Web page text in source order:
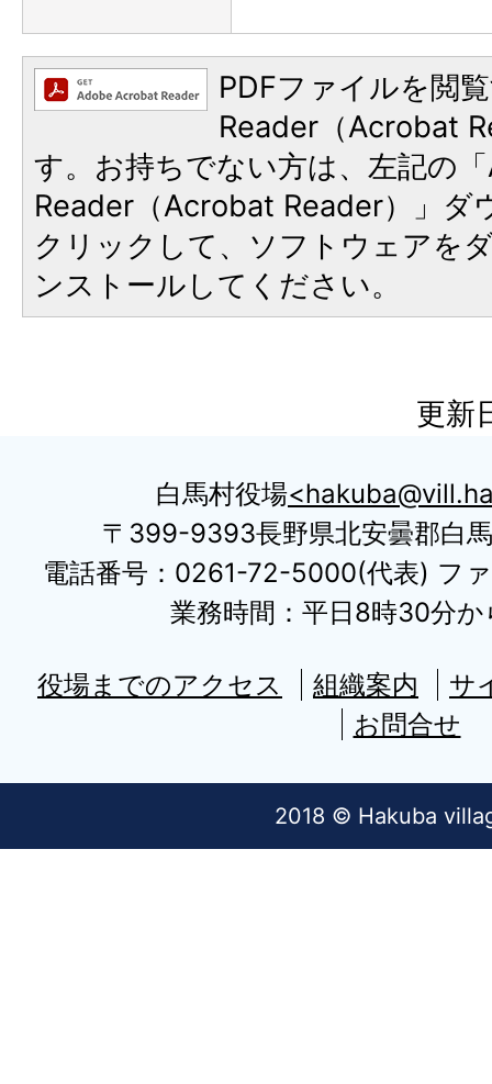
PDFファイルを閲
Reader（Acrobat
す。お持ちでない方は、左記の
Reader（Acrobat Reader）」ダ
クリックして、ソフトウェアを
ンストールしてください。
更新
白馬村役場
〒399-9393長野県北安曇郡白
電話番号：0261-72-5000(代表) フ
業務時間：平日8時30分か
役場までのアクセス 組織案内
サ
お問合せ
2018 © Hakuba